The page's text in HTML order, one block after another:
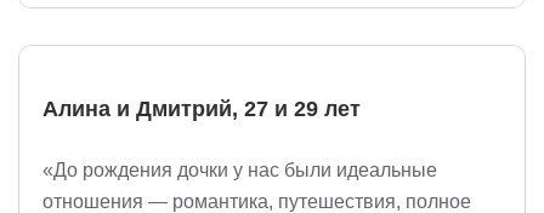
Алина и Дмитрий, 27 и 29 лет
«До рождения дочки у нас были идеальные
отношения — романтика, путешествия, полное